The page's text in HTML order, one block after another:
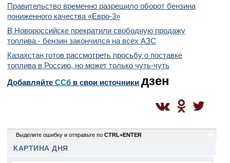
Правительство временно разрешило оборот бензина
пониженного качества «Евро-3»
В Новороссийске прекратили свободную продажу
топлива - бензин закончился на всех АЗС
Казахстан готов рассмотреть просьбу о поставке
топлива в Россию, но может только чуть-чуть
Добавляйте CСб в свои источники дзен
Выделите ошибку и отправьте по CTRL+ENTER
КАРТИНА ДНЯ